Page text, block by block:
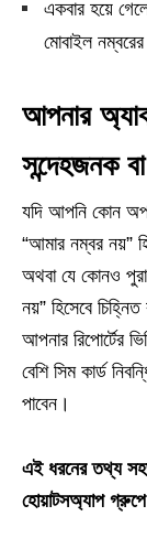
একবার হয়ে
মোবাইল
আপনার
সন্দেহজনক
যদি আপনি কোন
“আমার নম্বর নয়”
অথবা যে কোনও
নয়” হিসেবে
আপনার রিপোর্টের
বেশি সিম কার্ড
পাবেন।
এই ধরনের তথ্য সহজ
হোয়াটসঅ্যাপ